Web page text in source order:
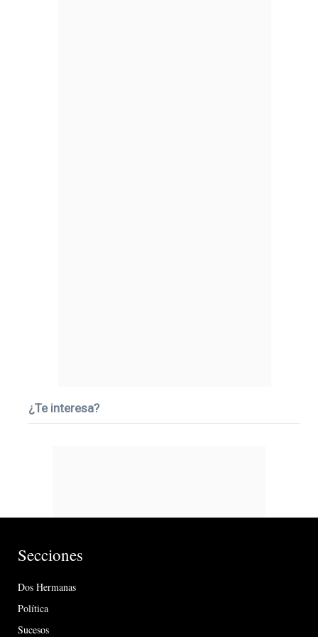
¿Te interesa?
Secciones
Dos Hermanas
Política
Sucesos